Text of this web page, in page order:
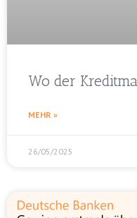
Wo der
MEHR »
26/05/2025